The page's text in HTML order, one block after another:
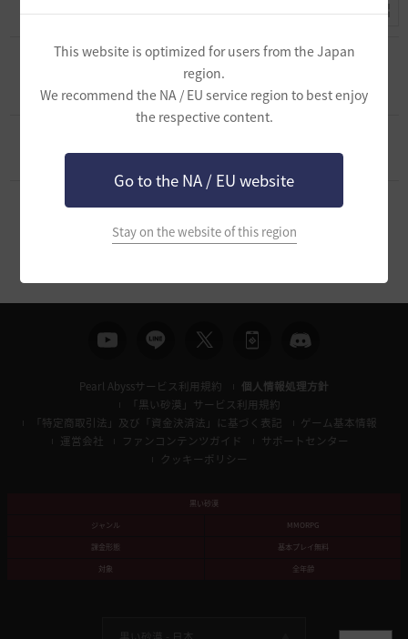
This website is optimized for users from the Japan
region.
We recommend the NA / EU service region to best enjoy
the respective content.
Go to the NA / EU website
Stay on the website of this region
[スクリーンショット／映像] [ひな壇チャレン
0 3.5K 2026.03.06
Pearl Abyssサービス利用規約
個人情報処理方針
「黒い砂漠」サービス利用規約
「特定商取引法」及び「資金決済法」に基づく表記
ゲーム基本情報
運営会社
ファンコンテンツガイド
サポートセンター
クッキーポリシー
黒い砂漠
ジャンル
MMORPG
課金形態
基本プレイ無料
対象
全年齢